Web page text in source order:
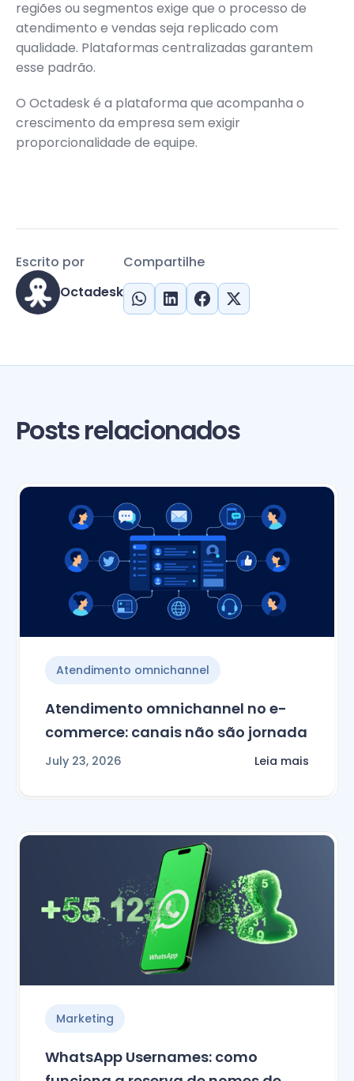
regiões ou segmentos exige que o processo de
atendimento e vendas seja replicado com
qualidade. Plataformas centralizadas garantem
esse padrão.
O Octadesk é a plataforma que acompanha o
crescimento da empresa sem exigir
proporcionalidade de equipe.
Compartilhe
Escrito por
Octadesk
Posts relacionados
Atendimento omnichannel
Atendimento omnichannel no e-
commerce: canais não são jornada
July 23, 2026 Leia mais
Marketing
WhatsApp Usernames: como